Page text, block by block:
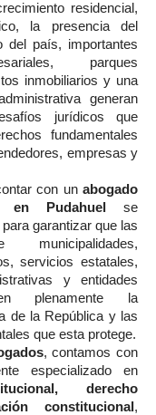
residencial,
la presencia del
del país, importantes
parques
inmobiliarios y una
generan
jurídicos que
fundamentales
empresas y
con un abogado
en Pudahuel
se
garantizar que las
municipalidades,
servicios estatales,
y entidades
plenamente la
de la República y las
que esta protege.
, contamos con
especializado en
derecho
constitucional ,